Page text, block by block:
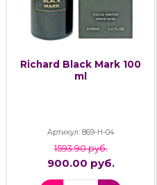
Richard Black Mark 100
ml
Артикул: 869-H-04
1593.90 руб.
900.00 руб.